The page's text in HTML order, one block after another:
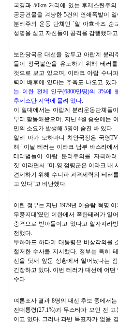
국경과 50km 거리에 있는 후제스탄주
공공건물을 겨냥한 5건의 연쇄폭발이
분리주의 운동 단체인 `알 아흐바즈 순
성명을 싣고 자신들이 공격을 감행했다
보안당국은 대선을 앞두고 아랍계 분리
들이 정국불안을 유도하기 위해 테러
것으로 보고 있으며, 이라크 아랍 수니
력이 배후에 있다는 추측도 나오고 있다.
는 이란 전체 인구(6800만명)의 3%에
후제스탄 지역에 몰려 있다.
이 일대에서는 아랍계 분리운동단체들
부터 활동해왔으며, 지난 4월 중순에는
민의 소요가 발생해 5명이 숨진 바 있다.
알리 아가 모하마디 치안국장은 국영
해 "이날 테러는 이라크 남부 바스라에
테러범들이 아랍 분리주의를 자극하
짓"이라면서 "미-영 점령군은 이라크 내
견제하기 위해 수니파 과격세력의 테러
고 있다"고 비난했다.
이란 정부는 지난 1979년 이슬람 혁명 이
무풍지대'였던 이란에서 폭탄테러가 일
충격으로 받아들이고 있다고 알자지라
전했다.
무하마드 하타미 대통령은 비상각의를
철저한 수사를 지시했다. 정부는 특히
선을 닷새 앞둔 상황에서 일어났다는
긴장하고 있다. 이번 테러가 대선에 어떤
수다.
여론조사 결과 8명의 대선 후보 중에서
전대통령(27.1%)과 무스타파 모인 전
이고 있다. 그러나 과반 득표자가 없을